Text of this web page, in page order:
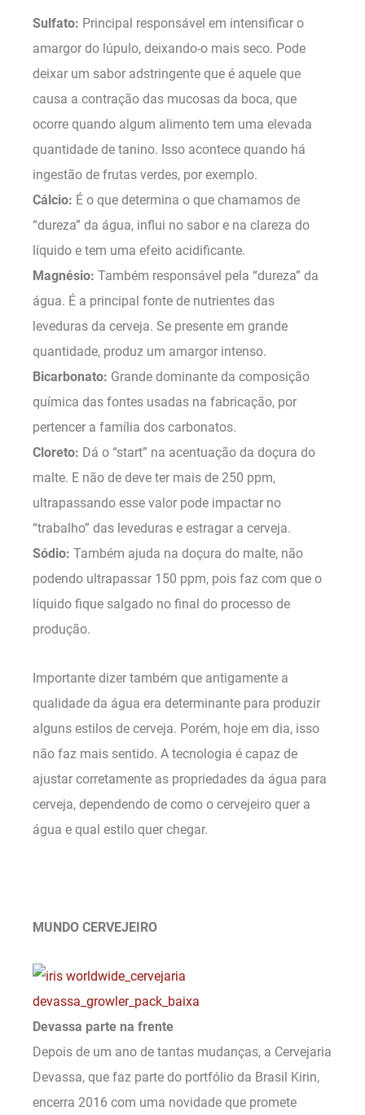
Sulfato: Principal responsável em intensificar o
amargor do lúpulo, deixando-o mais seco. Pode
deixar um sabor adstringente que é aquele que
causa a contração das mucosas da boca, que
ocorre quando algum alimento tem uma elevada
quantidade de tanino. Isso acontece quando há
ingestão de frutas verdes, por exemplo.
Cálcio: É o que determina o que chamamos de
“dureza” da água, influi no sabor e na clareza do
líquido e tem uma efeito acidificante.
Magnésio: Também responsável pela “dureza” da
água. É a principal fonte de nutrientes das
leveduras da cerveja. Se presente em grande
quantidade, produz um amargor intenso.
Bicarbonato: Grande dominante da composição
química das fontes usadas na fabricação, por
pertencer a família dos carbonatos.
Cloreto: Dá o “start” na acentuação da doçura do
malte. E não de deve ter mais de 250 ppm,
ultrapassando esse valor pode impactar no
“trabalho” das leveduras e estragar a cerveja.
Sódio: Também ajuda na doçura do malte, não
podendo ultrapassar 150 ppm, pois faz com que o
líquido fique salgado no final do processo de
produção.
Importante dizer também que antigamente a
qualidade da água era determinante para produzir
alguns estilos de cerveja. Porém, hoje em dia, isso
não faz mais sentido. A tecnologia é capaz de
ajustar corretamente as propriedades da água para
cerveja, dependendo de como o cervejeiro quer a
água e qual estilo quer chegar.
MUNDO CERVEJEIRO
Devassa parte na frente
Depois de um ano de tantas mudanças, a Cervejaria
Devassa, que faz parte do portfólio da Brasil Kirin,
encerra 2016 com uma novidade que promete